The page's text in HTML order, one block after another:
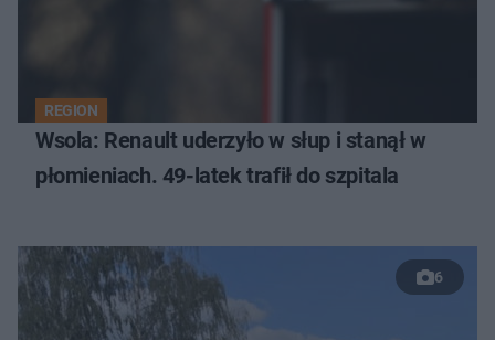
REGION
Wsola: Renault uderzyło w słup i stanął w
płomieniach. 49-latek trafił do szpitala
6